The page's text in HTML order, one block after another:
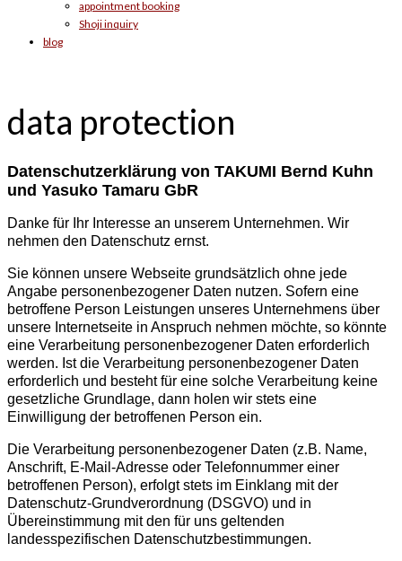
appointment booking
Shoji inquiry
blog
data protection
Datenschutzerklärung von TAKUMI Bernd Kuhn
und Yasuko Tamaru GbR
Danke für Ihr Interesse an unserem Unternehmen. Wir
nehmen den Datenschutz ernst.
Sie können unsere Webseite grundsätzlich ohne jede
Angabe personenbezogener Daten nutzen. Sofern eine
betroffene Person Leistungen unseres Unternehmens über
unsere Internetseite in Anspruch nehmen möchte, so könnte
eine Verarbeitung personenbezogener Daten erforderlich
werden. Ist die Verarbeitung personenbezogener Daten
erforderlich und besteht für eine solche Verarbeitung keine
gesetzliche Grundlage, dann holen wir stets eine
Einwilligung der betroffenen Person ein.
Die Verarbeitung personenbezogener Daten (z.B. Name,
Anschrift, E-Mail-Adresse oder Telefonnummer einer
betroffenen Person), erfolgt stets im Einklang mit der
Datenschutz-Grundverordnung (DSGVO) und in
Übereinstimmung mit den für uns geltenden
landesspezifischen Datenschutzbestimmungen.